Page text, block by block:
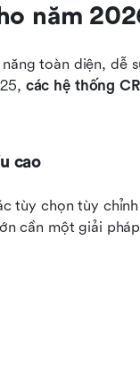
năm
toàn diện, dễ
các hệ thống
cao
tùy chọn tùy chỉnh
cần một giải